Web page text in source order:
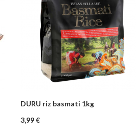
DURU riz basmati 1kg
Prix
3,99 €
– + Ajouter au panier